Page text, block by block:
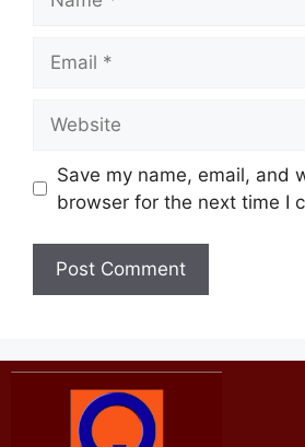
Save my name, email, and
browser for the next time I